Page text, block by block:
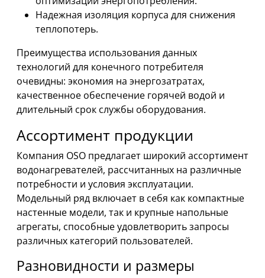
Надежная изоляция корпуса для снижения
теплопотерь.
Преимущества использования данных
технологий для конечного потребителя
очевидны: экономия на энергозатратах,
качественное обеспечение горячей водой и
длительный срок службы оборудования.
Ассортимент продукции
Компания OSO предлагает широкий ассортимент
водонагревателей, рассчитанных на различные
потребности и условия эксплуатации.
Модельный ряд включает в себя как компактные
настенные модели, так и крупные напольные
агрегаты, способные удовлетворить запросы
различных категорий пользователей.
Разновидности и размеры